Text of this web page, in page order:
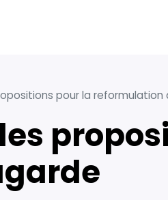
pour la reformulation